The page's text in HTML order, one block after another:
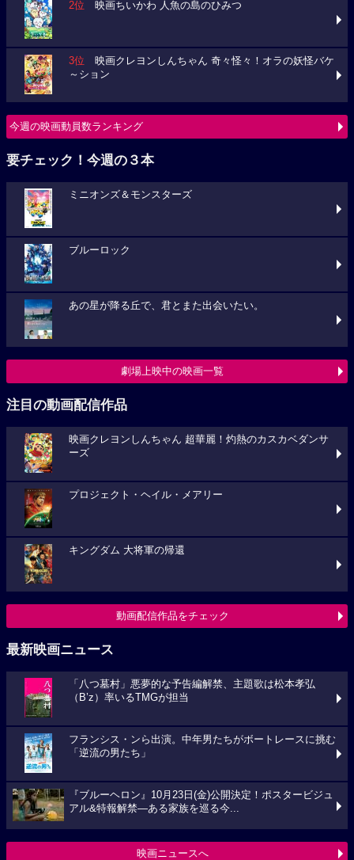
2位 映画ちいかわ 人魚の島のひみつ
3位 映画クレヨンしんちゃん 奇々怪々！オラの妖怪バケ
～ション
今週の映画動員数ランキング
要チェック！今週の３本
ミニオンズ＆モンスターズ
ブルーロック
あの星が降る丘で、君とまた出会いたい。
劇場上映中の映画一覧
注目の動画配信作品
映画クレヨンしんちゃん 超華麗！灼熱のカスカベダンサ
ーズ
プロジェクト・ヘイル・メアリー
キングダム 大将軍の帰還
動画配信作品をチェック
最新映画ニュース
「八つ墓村」悪夢的な予告編解禁、主題歌は松本孝弘
（B’z）率いるTMGが担当
フランシス・ンら出演。中年男たちがボートレースに挑む
「逆流の男たち」
『ブルーヘロン』10月23日(金)公開決定！ポスタービジュ
アル&特報解禁―ある家族を巡る今...
映画ニュースへ